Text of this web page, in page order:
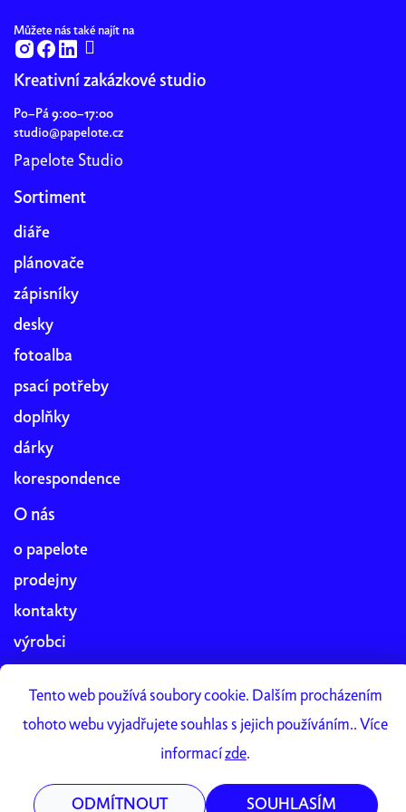
Tento web používá soubory cookie. Dalším procházením
tohoto webu vyjadřujete souhlas s jejich používáním.. Více
informacízde.
ODMÍTNOUT SOUHLASÍM
Můžete nás také najít na
Kreativní zakázkové studio
Po–Pá 9:00–17:00
studio@papelote.cz
Papelote Studio
Sortiment
diáře
plánovače
zápisníky
desky
fotoalba
psací potřeby
doplňky
dárky
korespondence
O nás
o papelote
prodejny
kontakty
výrobci
práce v papelote
Papelote Studio
Vytvořil Shoptet Premium